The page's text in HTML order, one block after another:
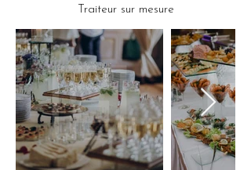
Traiteur sur mesure